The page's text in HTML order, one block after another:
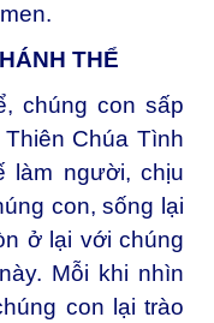
THỂ
chúng con sấp
Chúa Tình
làm người, chịu
con, sống lại
ở lại với chúng
Mỗi khi nhìn
con lại trào